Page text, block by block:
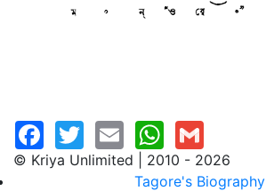
© Kriya Unlimited | 2010 - 2026
Tagore's Biography